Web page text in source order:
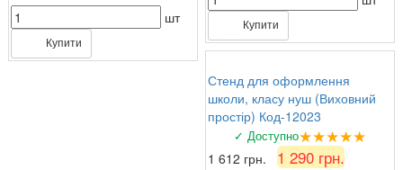
шт
Купити
Купити
Стенд для оформлення
школи, класу нуш (Виховний
простір) Код-12023
✓ Доступно★★★★★
1 612 грн. 1 290 грн.